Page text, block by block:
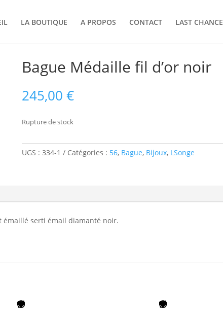
LA BOUTIQUE A PROPOS CONTACT LAST CHANCE
Bague Médaille fil d’or noir
245,00 €
Rupture de stock
UGS : 334-1 Catégories : 56, Bague, Bijoux, LSonge
émaillé serti émail diamanté noir.